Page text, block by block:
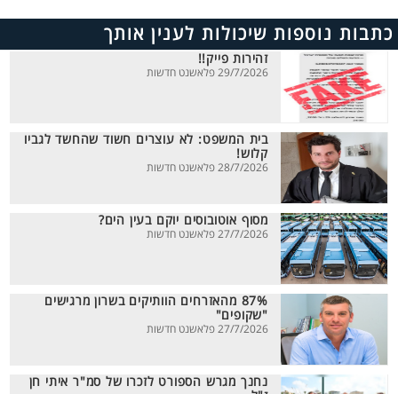
כתבות נוספות שיכולות לענין אותך
זהירות פייק!!
29/7/2026 פלאשנט חדשות
בית המשפט: לא עוצרים חשוד שהחשד לגביו
קלוש!
28/7/2026 פלאשנט חדשות
מסוף אוטובוסים יוקם בעין הים?
27/7/2026 פלאשנט חדשות
87% מהאזרחים הוותיקים בשרון מרגישים
"שקופים"
27/7/2026 פלאשנט חדשות
נחנך מגרש הספורט לזכרו של סמ"ר איתי חן